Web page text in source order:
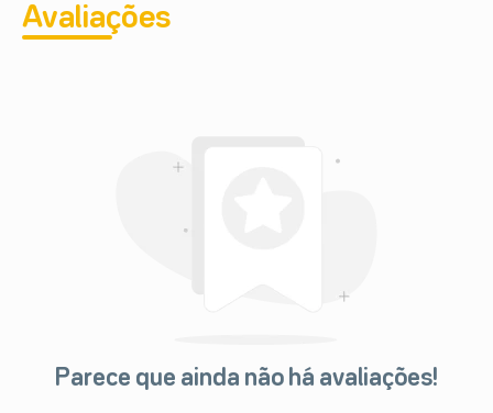
Avaliações
Parece que ainda não há avaliações!